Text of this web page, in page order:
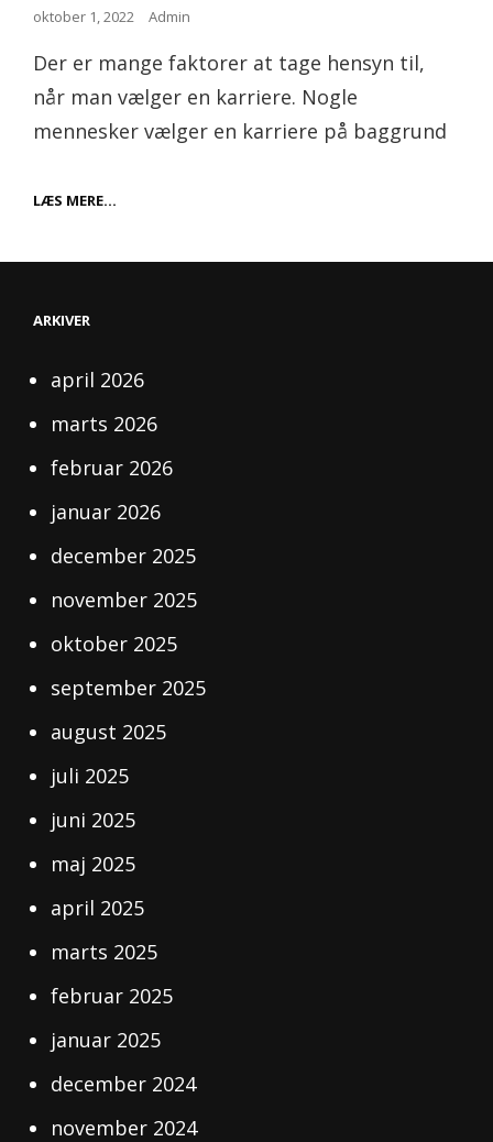
Posted
oktober 1, 2022 Admin
Der er mange faktorer at tage hensyn til,
når man vælger en karriere. Nogle
mennesker vælger en karriere på baggrund
LÆS MERE…
ARKIVER
april 2026
marts 2026
februar 2026
januar 2026
december 2025
november 2025
oktober 2025
september 2025
august 2025
juli 2025
juni 2025
maj 2025
april 2025
marts 2025
februar 2025
januar 2025
december 2024
november 2024